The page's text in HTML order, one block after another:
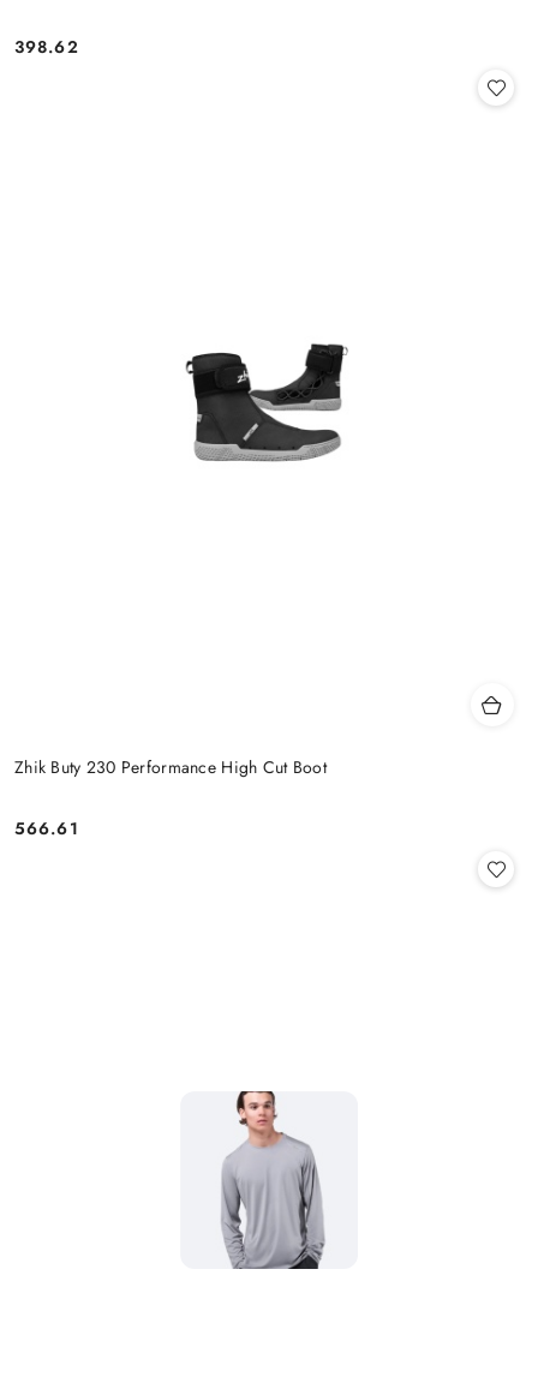
Cena:
398.62
Zhik Buty 230 Performance High Cut Boot
Cena:
566.61